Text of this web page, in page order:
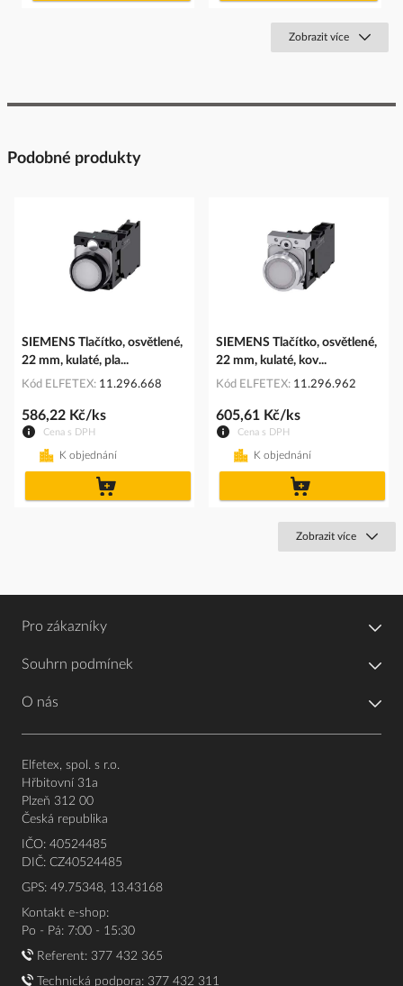
Zobrazit více
Podobné produkty
SIEMENS Tlačítko, osvětlené,
22 mm, kulaté, pla...
Kód ELFETEX 11.296.668
Cena s DPH
586,22 Kč/ks
K objednání
SIEMENS Tlačítko, osvětlené,
22 mm, kulaté, kov...
Kód ELFETEX 11.296.962
Cena s DPH
605,61 Kč/ks
K objednání
Zobrazit více
Pro zákazníky
Souhrn podmínek
O nás
Elfetex, spol. s r.o.
Hřbitovní 31a
Plzeň 312 00
Česká republika
IČO: 40524485
DIČ: CZ40524485
GPS: 49.75348, 13.43168
Kontakt e-shop:
Po - Pá: 7:00 - 15:30
Referent: 377 432 365
Technická podpora: 377 432 311